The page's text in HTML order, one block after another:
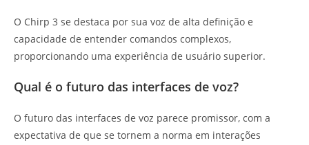
O Chirp 3 se destaca por sua voz de alta definição e
capacidade de entender comandos complexos,
proporcionando uma experiência de usuário superior.
Qual é o futuro das interfaces de voz?
O futuro das interfaces de voz parece promissor, com a
expectativa de que se tornem a norma em interações